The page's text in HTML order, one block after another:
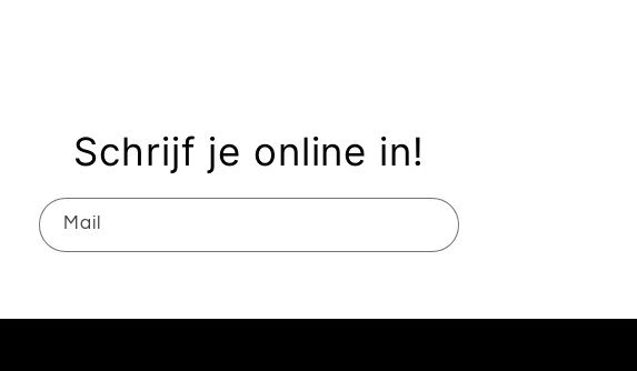
Schrijf je online in!
Mail